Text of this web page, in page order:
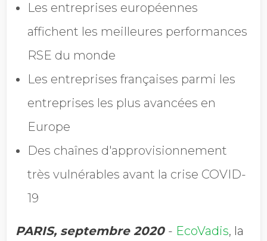
Les entreprises européennes
affichent les meilleures performances
RSE du monde
Les entreprises françaises parmi les
entreprises les plus avancées en
Europe
Des chaînes d'approvisionnement
très vulnérables avant la crise COVID-
19
PARIS, septembre 2020 - EcoVadis, la